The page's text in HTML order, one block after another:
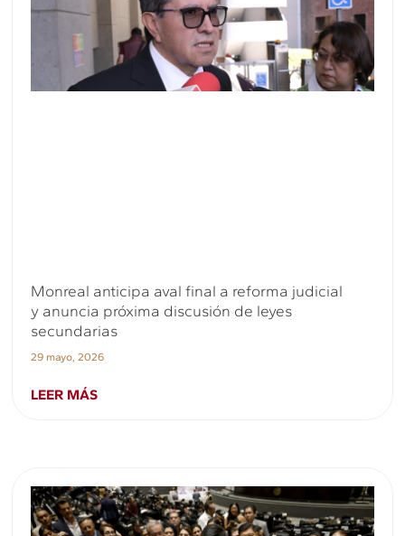
Monreal anticipa aval final a reforma judicial
y anuncia próxima discusión de leyes
secundarias
29 mayo, 2026
LEER MÁS